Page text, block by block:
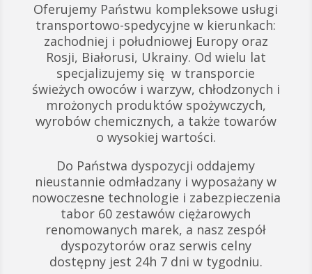
Oferujemy Państwu kompleksowe usługi
transportowo-spedycyjne w kierunkach:
zachodniej i południowej Europy oraz
Rosji, Białorusi, Ukrainy. Od wielu lat
specjalizujemy się w transporcie
świeżych owoców i warzyw, chłodzonych i
mrożonych produktów spożywczych,
wyrobów chemicznych, a także towarów
o wysokiej wartości.
Do Państwa dyspozycji oddajemy
nieustannie odmładzany i wyposażany w
nowoczesne technologie i zabezpieczenia
tabor 60 zestawów ciężarowych
renomowanych marek, a nasz zespół
dyspozytorów oraz serwis celny
dostępny jest 24h 7 dni w tygodniu.